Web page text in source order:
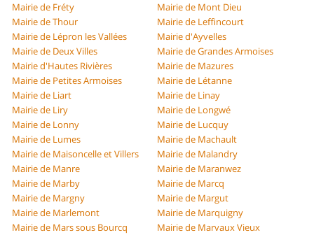
Mairie de Fréty
Mairie de Mont Dieu
Mairie de Thour
Mairie de Leffincourt
Mairie de Lépron les Vallées
Mairie d'Ayvelles
Mairie de Deux Villes
Mairie de Grandes Armoises
Mairie d'Hautes Rivières
Mairie de Mazures
Mairie de Petites Armoises
Mairie de Létanne
Mairie de Liart
Mairie de Linay
Mairie de Liry
Mairie de Longwé
Mairie de Lonny
Mairie de Lucquy
Mairie de Lumes
Mairie de Machault
Mairie de Maisoncelle et Villers
Mairie de Malandry
Mairie de Manre
Mairie de Maranwez
Mairie de Marby
Mairie de Marcq
Mairie de Margny
Mairie de Margut
Mairie de Marlemont
Mairie de Marquigny
Mairie de Mars sous Bourcq
Mairie de Marvaux Vieux